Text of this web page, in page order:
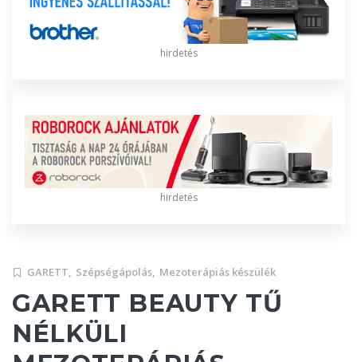
hirdetés
hirdetés
GARETT, Szépségápolás, Mezoterápiás készülék
GARETT BEAUTY TŰ
NÉLKÜLI